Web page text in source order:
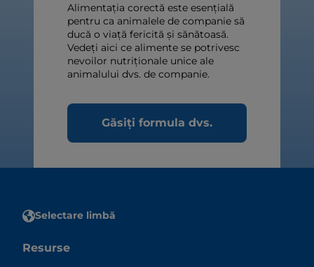
Alimentația corectă este esențială
pentru ca animalele de companie să
ducă o viață fericită și sănătoasă.
Vedeți aici ce alimente se potrivesc
nevoilor nutriționale unice ale
animalului dvs. de companie.
Găsiți formula dvs.
Selectare limbă
Resurse